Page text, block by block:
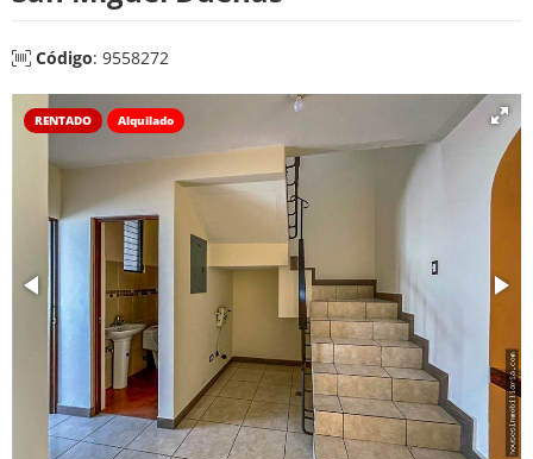
Código: 9558272
RENTADO Alquilado